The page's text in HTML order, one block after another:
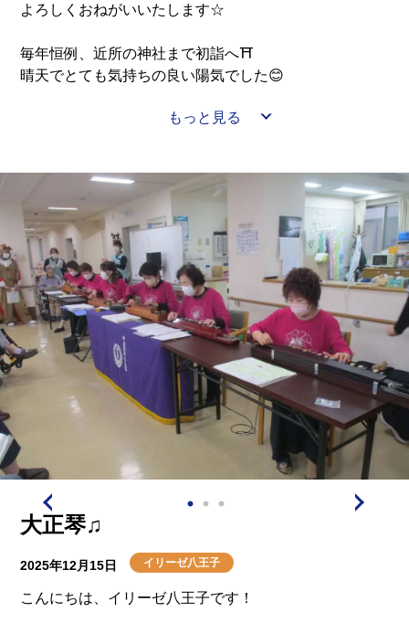
よろしくおねがいいたします☆
毎年恒例、近所の神社まで初詣へ⛩
晴天でとても気持ちの良い陽気でした😊
もっと見る
大正琴♫
2025年12月15日 イリーゼ八王子
こんにちは、イリーゼ八王子です！